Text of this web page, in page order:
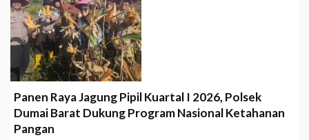
Panen Raya Jagung Pipil Kuartal I 2026, Polsek
Dumai Barat Dukung Program Nasional Ketahanan
Pangan